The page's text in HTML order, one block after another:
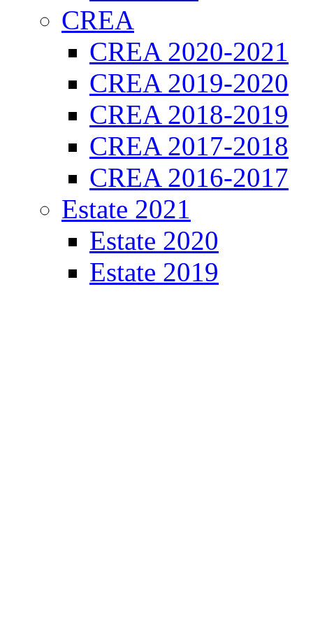
CREA
CREA 2020-2021
CREA 2019-2020
CREA 2018-2019
CREA 2017-2018
CREA 2016-2017
Estate 2021
Estate 2020
Estate 2019